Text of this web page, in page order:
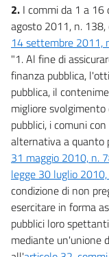
2. I commi da 1 a
agosto 2011, n.
14 settembre 2011,
"1. Al fine di
finanza pubblica,
pubblica, il
migliore
pubblici, i comuni
alternativa a quanto
31 maggio 2010, n.
legge 30 luglio
condizione di non
esercitare in forma
pubblici loro
mediante un'unione